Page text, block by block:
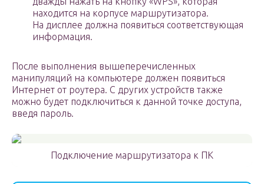
находится на корпусе маршрутизатора.
На дисплее должна появиться соответствующая
информация.
После выполнения вышеперечисленных
манипуляций на компьютере должен появиться
Интернет от роутера. С других устройств также
можно будет подключиться к данной точке доступа,
введя пароль.
Подключение маршрутизатора к ПК